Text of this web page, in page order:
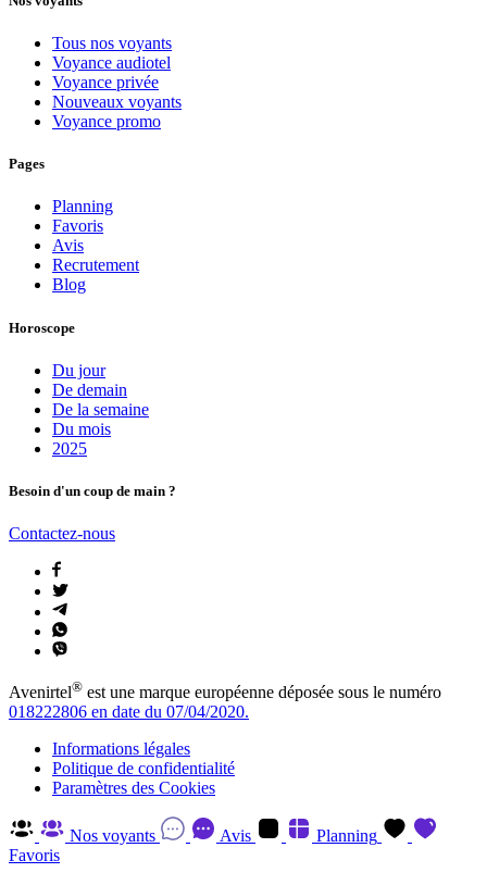
Tous nos voyants
Voyance audiotel
Voyance privée
Nouveaux voyants
Voyance promo
Pages
Planning
Favoris
Avis
Recrutement
Blog
Horoscope
Du jour
De demain
De la semaine
Du mois
2025
Besoin d'un coup de main ?
Contactez-nous
Avenirtel® est une marque européenne déposée sous le numéro
018222806 en date du 07/04/2020.
Informations légales
Politique de confidentialité
Paramètres des Cookies
Nos voyants Avis
Planning
Favoris